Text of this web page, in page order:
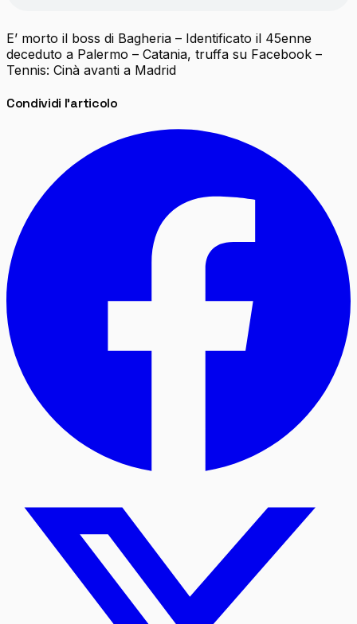
E’ morto il boss di Bagheria – Identificato il 45enne
deceduto a Palermo – Catania, truffa su Facebook –
Tennis: Cinà avanti a Madrid
Condividi l'articolo